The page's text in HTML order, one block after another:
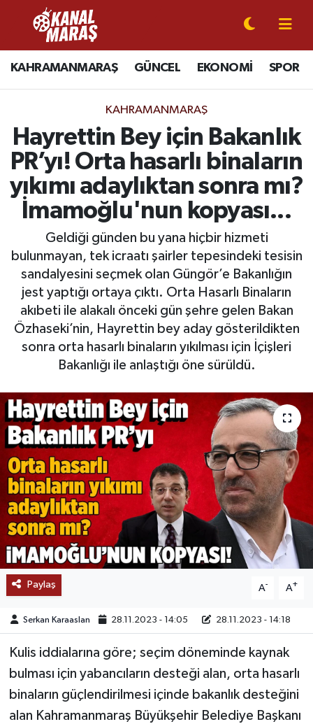
KAHRAMANMARAŞ GÜNCEL EKONOMİ SPOR
KAHRAMANMARAŞ
Hayrettin Bey için Bakanlık
PR’yı! Orta hasarlı binaların
yıkımı adaylıktan sonra mı?
İmamoğlu'nun kopyası...
Geldiği günden bu yana hiçbir hizmeti
bulunmayan, tek icraatı şairler tepesindeki tesisin
sandalyesini seçmek olan Güngör’e Bakanlığın
jest yaptığı ortaya çıktı. Orta Hasarlı Binaların
akıbeti ile alakalı önceki gün şehre gelen Bakan
Özhaseki’nin, Hayrettin bey aday gösterildikten
sonra orta hasarlı binaların yıkılması için İçişleri
Bakanlığı ile anlaştığı öne sürüldü.
Paylaş A- A+
Serkan Karaaslan 28.11.2023 - 14:05 28.11.2023 - 14:18
Kulis iddialarına göre; seçim döneminde kaynak
bulması için yabancıların desteği alan, orta hasarlı
binaların güçlendirilmesi içinde bakanlık desteğini
alan Kahramanmaraş Büyükşehir Belediye Başkanı
CANLI YAYIN
KAHRAMANMARAŞ
SPOR
SİYASET
EKONOMİ
GÜNDEM
MAGAZİN
BÖLGE
KEŞFET
POPÜLER
DÜNYA
TREND
MEDYA
OTOMOTİV
TEKNOLOJİ
YAŞAM
Kahramanmaraş Nöbetçi Eczaneler
Kahramanmaraş Hava Durumu
Kahramanmaraş Namaz Vakitleri
Kahramanmaraş Trafik Yoğunluk Haritası
Süper Lig Puan Durumu ve Fikstür
Tüm Manşetler
Son Dakika Haberleri
Haber Arşivi